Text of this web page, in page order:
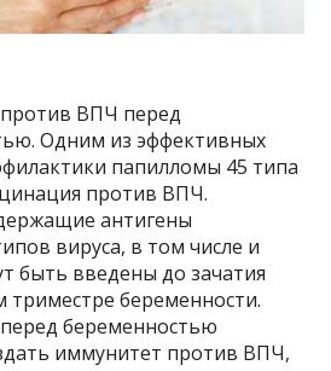
ВПЧ перед
Одним из эффективных
папилломы 45 типа
против ВПЧ.
антигены
вируса, в том числе и
быть введены до зачатия
триместре беременности.
беременностью
иммунитет против ВПЧ,